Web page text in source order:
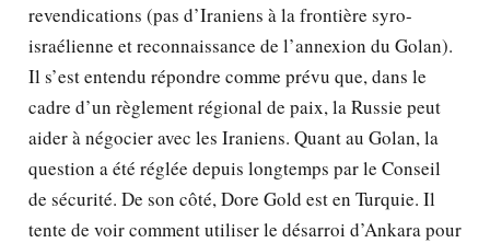
revendications (pas d’Iraniens à la frontière syro-
israélienne et reconnaissance de l’annexion du Golan).
Il s’est entendu répondre comme prévu que, dans le
cadre d’un règlement régional de paix, la Russie peut
aider à négocier avec les Iraniens. Quant au Golan, la
question a été réglée depuis longtemps par le Conseil
de sécurité. De son côté, Dore Gold est en Turquie. Il
tente de voir comment utiliser le désarroi d’Ankara pour